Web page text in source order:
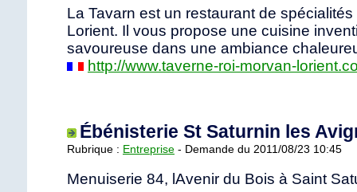
La Tavarn est un restaurant de
Lorient. Il vous propose une cuisine
savoureuse dans une ambiance
http://www.taverne-roi-morvan-
Ébénisterie St Saturnin les
Rubrique : Entreprise - Demande du 2011/08/23 10:45
Menuiserie 84, lAvenir du Bois à Saint